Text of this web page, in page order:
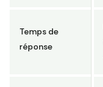
Temps de
réponse